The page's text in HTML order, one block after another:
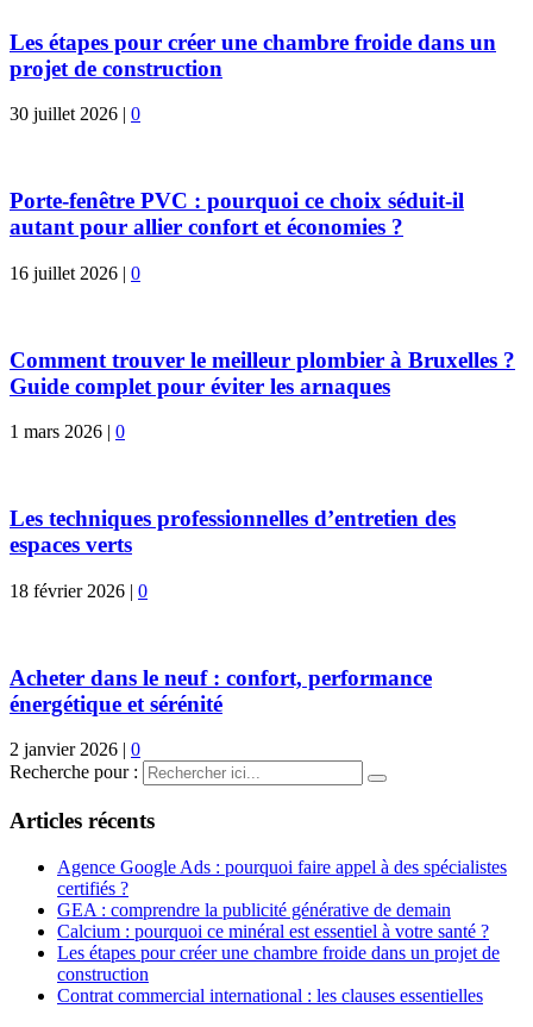
Les étapes pour créer une chambre froide dans un
projet de construction
30 juillet 2026 0
Porte-fenêtre PVC : pourquoi ce choix séduit-il
autant pour allier confort et économies ?
16 juillet 2026 | 0
Comment trouver le meilleur plombier à Bruxelles ?
Guide complet pour éviter les arnaques
1 mars 2026 | 0
Les techniques professionnelles d’entretien des
espaces verts
18 février 2026 | 0
Acheter dans le neuf : confort, performance
énergétique et sérénité
2 janvier 2026 | 0
Recherche pour :
Articles récents
Agence Google Ads : pourquoi faire appel à des spécialistes
certifiés ?
GEA : comprendre la publicité générative de demain
Calcium : pourquoi ce minéral est essentiel à votre santé ?
Les étapes pour créer une chambre froide dans un projet de
construction
Contrat commercial international : les clauses essentielles